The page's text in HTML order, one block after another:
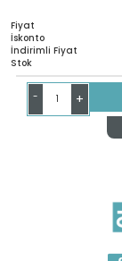
Fiyat
İskonto
İndirimli Fiyat
Stok
- +